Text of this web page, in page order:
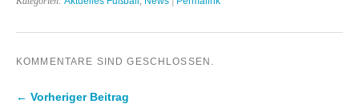
KOMMENTARE SIND GESCHLOSSEN.
← Vorheriger Beitrag